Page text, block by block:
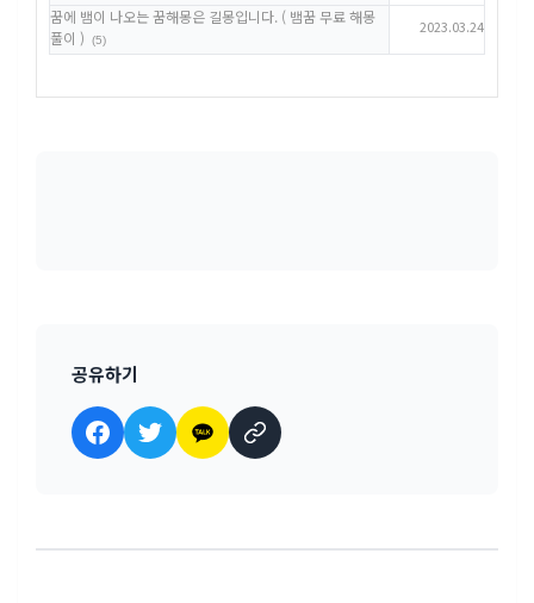
꿈에 뱀이 나오는 꿈해몽은 길몽입니다. ( 뱀꿈 무료 해몽
풀이 )
(5)
2023.03.24
공유하기